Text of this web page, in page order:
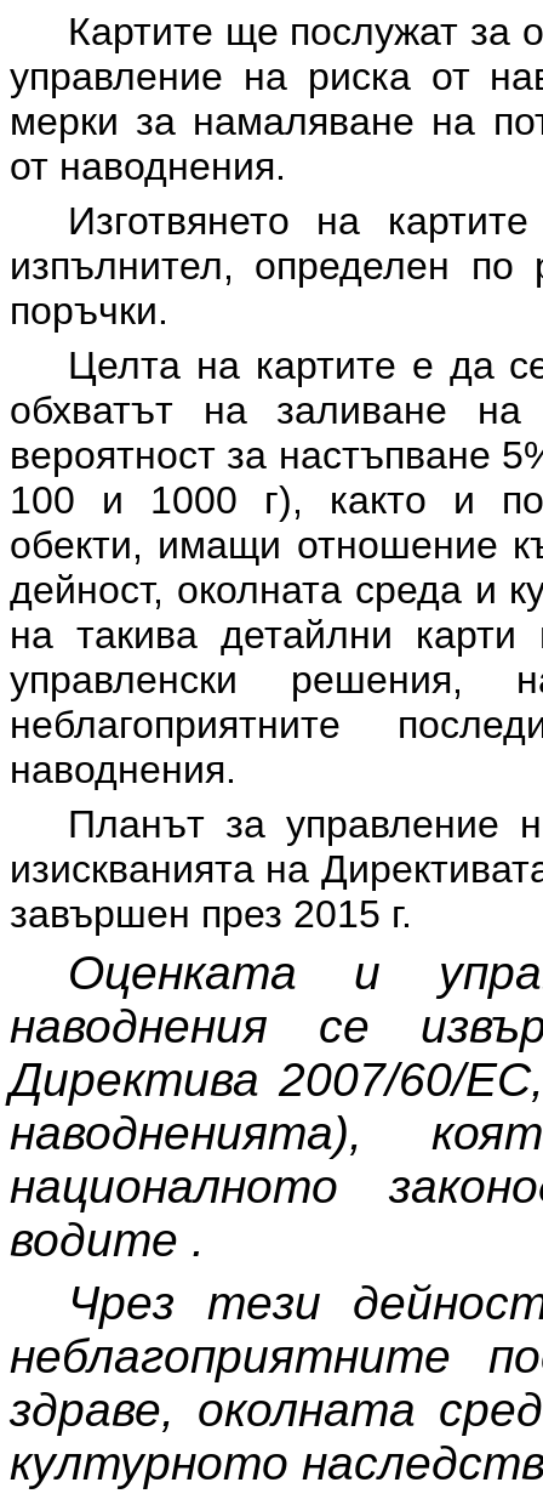
Картите ще послужат за
управление на риска от
мерки за намаляване на
от наводнения.
Изготвянето на
изпълнител, определен
поръчки.
Целта на картите е да
обхватът на заливане
вероятност за настъпване
100 и 1000 г), както и
обекти, имащи отношение
дейност, околната среда и
на такива детайлни
управленски решения,
неблагоприятните
наводнения.
Планът за управление
изискванията на
завършен през 2015 г.
Оценката и
наводнения се
Директива 2007/60/
наводненията),
националното
водите .
Чрез тези
неблагоприятните
здраве, околната
културното